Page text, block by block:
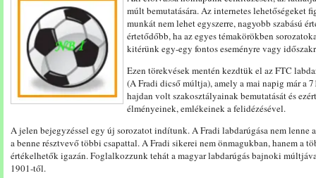
múlt bemutatására. Az internetes lehetőségeket
munkát nem lehet egyszerre, nagyobb szabású
értetődőbb, ha az egyes témakörökben
kitérünk egy-egy fontos eseményre vagy
Ezen törekvések mentén kezdtük el az FTC
(A Fradi dicső múltja), amely a mai napig már a
hajdan volt szakosztályainak bemutatását és
élményeinek, emlékeinek a felidézésével.
A jelen bejegyzéssel egy új sorozatot indítunk. A Fradi labdarúgása nem lenne
a benne résztvevő többi csapattal. A Fradi sikerei nem önmagukban, hanem a
értékelhetők igazán. Foglalkozzunk tehát a magyar labdarúgás bajnoki
1901-től.